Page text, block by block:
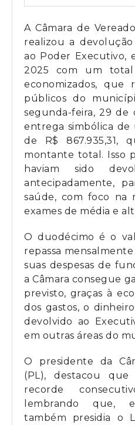
A Câmara de
realizou a
ao Poder Executivo,
2025 com um total
economizados, que
públicos do
segunda-feira, 29 de
entrega simbólica
de R$ 867.935,31,
montante total. Isso
haviam sido
antecipadamente,
saúde, com foco na
exames de média e
O duodécimo é o
repassa
suas despesas de
a Câmara consegue
previsto, graças à
dos gastos, o
devolvido ao
em outras áreas do
O presidente da
(PL), destacou
recorde
lembrando que,
também presidia o